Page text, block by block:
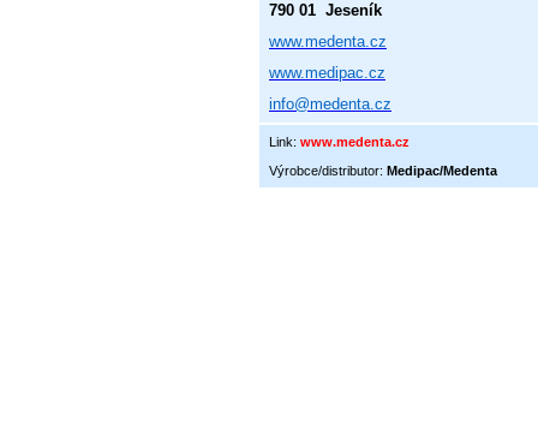
790 01 Jeseník
www.medenta.cz
www.medipac.cz
info@medenta.cz
Link: www.medenta.cz
Výrobce/distributor: Medipac/Medenta